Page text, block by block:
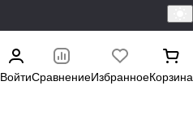
ВойтиСравнениеИзбранноеКорзина